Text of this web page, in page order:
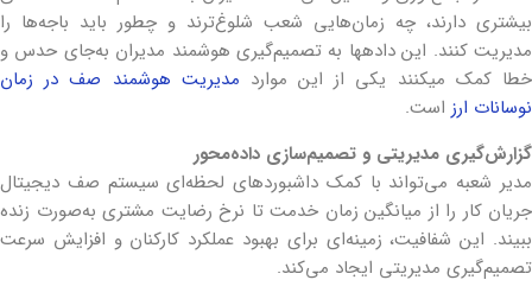
بیشتری دارند، چه زمان‌هایی شعب شلوغ‌ترند و چطور باید باجه‌ها را
مدیریت کنند. این داده‎ها به تصمیم‌گیری هوشمند مدیران به‌جای حدس و
خطا کمک می‎کنند یکی از این موارد
مدیریت هوشمند صف در زمان
نوسانات ارز است.
گزارش‌گیری مدیریتی و تصمیم‌سازی داده‌محور
مدیر شعبه می‌تواند با کمک داشبوردهای لحظه‌ای سیستم صف دیجیتال
جریان کار را از میانگین زمان خدمت تا نرخ رضایت مشتری به‌صورت زنده
ببیند. این شفافیت، زمینه‌ای برای بهبود عملکرد کارکنان و افزایش سرعت
تصمیم‌گیری مدیریتی ایجاد می‌کند.